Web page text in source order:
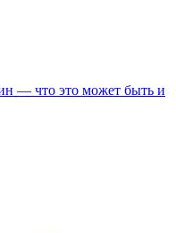
— что это может быть и